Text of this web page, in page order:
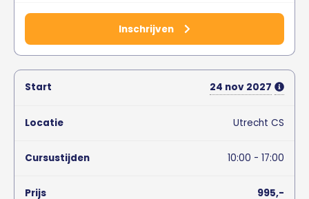
Inschrijven
24 nov 2027
Utrecht CS
10:00 - 17:00
995,-